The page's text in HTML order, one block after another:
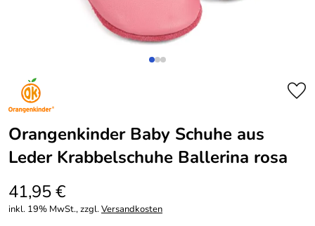
Orangenkinder Baby Schuhe aus
Leder Krabbelschuhe Ballerina rosa
41,95 €
inkl. 19% MwSt., zzgl.Versandkosten